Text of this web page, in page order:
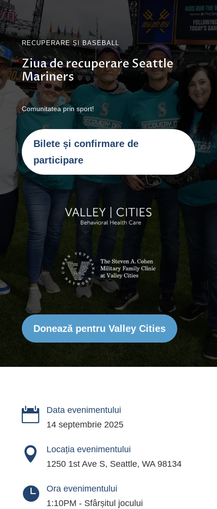
RECUPERARE ȘI BASEBALL
Ziua de recuperare Seattle
Mariners
Comunitatea prin sport!
Bilete și confirmare de
participare
Donează pentru Valley Cities

Data evenimentului
14 septembrie 2025

Locația evenimentului
1250 1st Ave S, Seattle, WA 98134

Ora evenimentului
1:10PM - Sfârșitul jocului